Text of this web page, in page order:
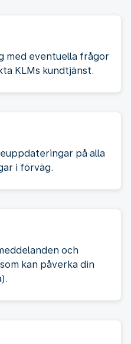
med eventuella frågor
KLMs kundtjänst.
på alla
i förväg.
och
kan påverka din